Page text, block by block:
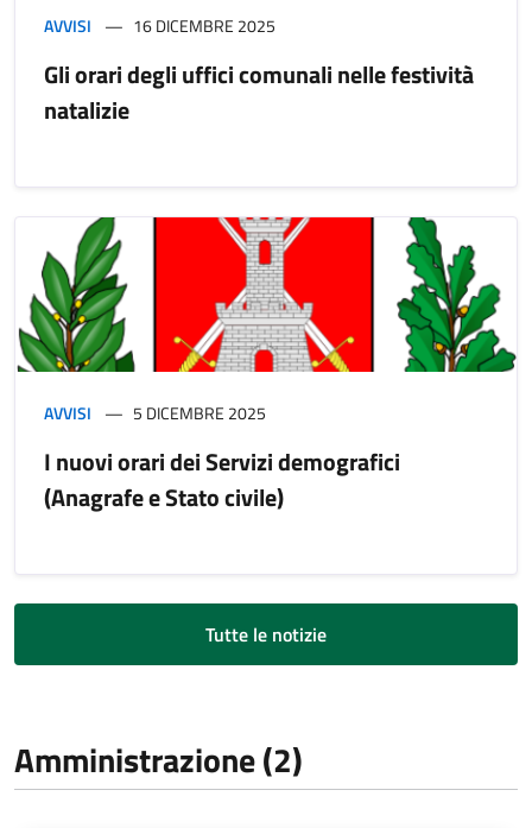
AVVISI 16 DICEMBRE 2025
Gli orari degli uffici comunali nelle festività
natalizie
AVVISI 5 DICEMBRE 2025
I nuovi orari dei Servizi demografici
(Anagrafe e Stato civile)
Tutte le notizie
Amministrazione (2)